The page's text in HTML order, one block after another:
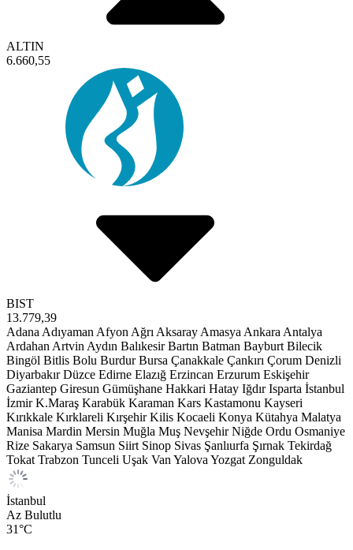
ALTIN
6.660,55
BIST
13.779,39
Adana Adıyaman Afyon Ağrı Aksaray Amasya Ankara Antalya
Ardahan Artvin Aydın Balıkesir Bartın Batman Bayburt Bilecik
Bingöl Bitlis Bolu Burdur Bursa Çanakkale Çankırı Çorum Denizli
Diyarbakır Düzce Edirne Elazığ Erzincan Erzurum Eskişehir
Gaziantep Giresun Gümüşhane Hakkari Hatay Iğdır Isparta İstanbul
İzmir K.Maraş Karabük Karaman Kars Kastamonu Kayseri
Kırıkkale Kırklareli Kırşehir Kilis Kocaeli Konya Kütahya Malatya
Manisa Mardin Mersin Muğla Muş Nevşehir Niğde Ordu Osmaniye
Rize Sakarya Samsun Siirt Sinop Sivas Şanlıurfa Şırnak Tekirdağ
Tokat Trabzon Tunceli Uşak Van Yalova Yozgat Zonguldak
İstanbul
Az Bulutlu
31°C